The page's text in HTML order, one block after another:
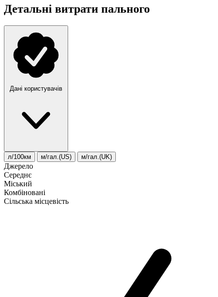
Детальні витрати пального
Дані користувачів
л/100км м/гал.(US) м/гал.(UK)
Джерело
Середнє
Міський
Комбіновані
Сільська місцевість